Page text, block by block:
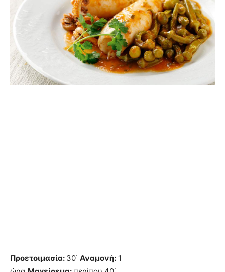
Προετοιμασία: 30΄ Αναμονή: 1